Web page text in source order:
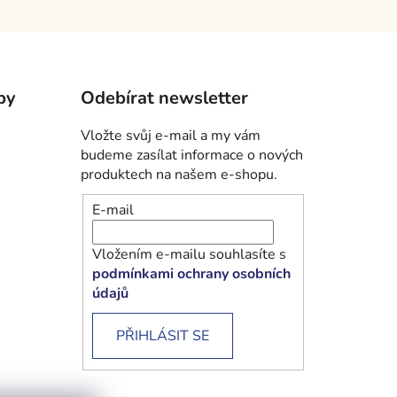
Odebírat newsletter
Vložte svůj e-mail a my vám
budeme zasílat informace o nových
produktech na našem e-shopu.
E-mail
Vložením e-mailu souhlasíte s
podmínkami ochrany osobních
údajů
PŘIHLÁSIT SE